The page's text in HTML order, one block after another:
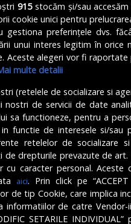
2025 - Buletin de București.
Presslabs.com. Powered by TRS
915stocăm și/sau
cookie unici pentru
gestiona preferințele dvs.
unui interes legitim în orice
Aceste alegeri vor fi
multe detalii
(retelele de socializare si
nostri de servicii de date
sa functioneze, pentru a
functie de interesele si/sau
retelelor de socializare
de drepturile prevazute de art.
cu caracter personal.
aici. Prin click pe
de tip Cookie, care implica
informatiilor de catre
SETARILE